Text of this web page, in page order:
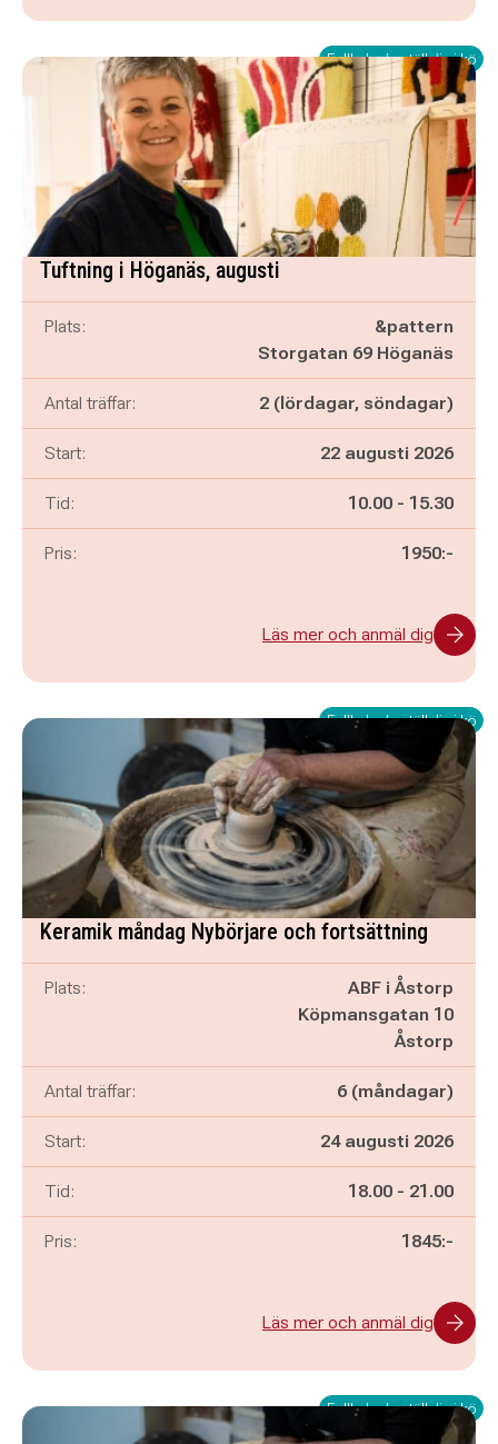
Fullbokad - ställ dig i kö
Tuftning i Höganäs, augusti
Plats:
&pattern
Storgatan 69 Höganäs
Antal träffar: 2 (lördagar, söndagar)
Start: 22 augusti 2026
Tid: Pågår mellan
10.00 - och
15.30
Pris: 1950:-
Läs mer och anmäl dig
Fullbokad - ställ dig i kö
Keramik måndag Nybörjare och fortsättning
Plats:
ABF i Åstorp
Köpmansgatan 10
Åstorp
Antal träffar: 6 (måndagar)
Start: 24 augusti 2026
Tid: Pågår mellan
18.00 - och
21.00
Pris: 1845:-
Läs mer och anmäl dig
Fullbokad - ställ dig i kö